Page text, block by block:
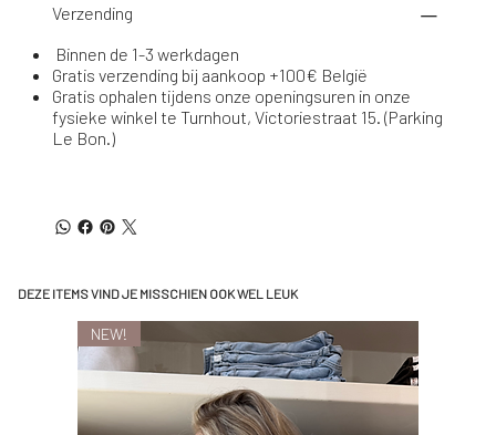
Verzending
Binnen de 1-3 werkdagen
Gratis verzending bij aankoop +100€ België
Gratis ophalen tijdens onze openingsuren in onze
fysieke winkel te Turnhout, Victoriestraat 15. (Parking
Le Bon.)
DEZE ITEMS VIND JE MISSCHIEN OOK WEL LEUK
NEW!